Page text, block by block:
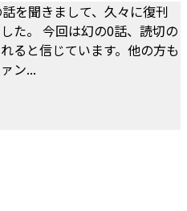
を聞きまして、久々に復刊
た。 今回は幻の0話、読切の
ると信じています。他の方も
ン...